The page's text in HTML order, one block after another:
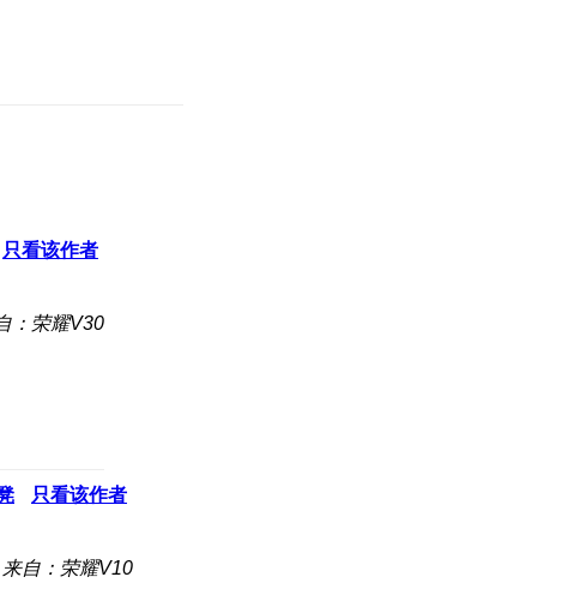
只看该作者
：荣耀V30
只看该作者
来自：荣耀V10